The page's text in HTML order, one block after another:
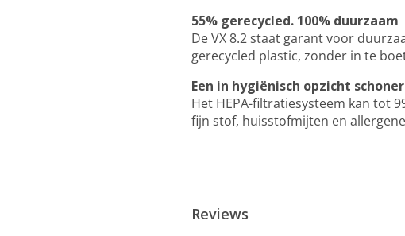
55% gerecycled. 100% duurzaam
De VX 8.2 staat garant voor
gerecycled plastic, zonder in te
Een in hygiënisch opzicht
Het HEPA-filtratiesysteem kan tot
fijn stof, huisstofmijten en
Reviews